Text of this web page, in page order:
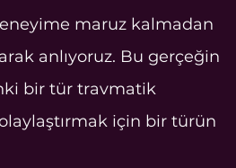
maruz kalmadan
anlıyoruz. Bu gerçeğin
bir tür travmatik
için bir türün